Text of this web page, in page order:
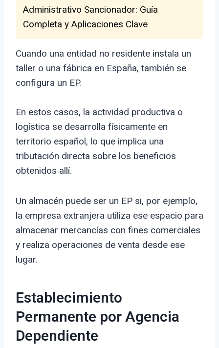
Administrativo Sancionador: Guía
Completa y Aplicaciones Clave
Cuando una entidad no residente instala un
taller o una fábrica en España, también se
configura un EP.
En estos casos, la actividad productiva o
logística se desarrolla físicamente en
territorio español, lo que implica una
tributación directa sobre los beneficios
obtenidos allí.
Un almacén puede ser un EP si, por ejemplo,
la empresa extranjera utiliza ese espacio para
almacenar mercancías con fines comerciales
y realiza operaciones de venta desde ese
lugar.
Establecimiento
Permanente por Agencia
Dependiente